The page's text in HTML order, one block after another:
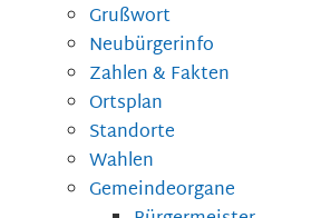
Grußwort
Neubürgerinfo
Zahlen & Fakten
Ortsplan
Standorte
Wahlen
Gemeindeorgane